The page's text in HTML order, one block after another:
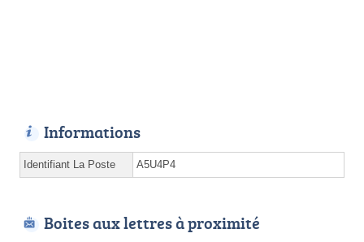
Informations
Identifiant La Poste A5U4P4
Boites aux lettres à proximité